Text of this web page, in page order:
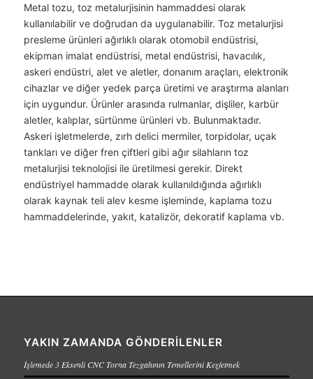
Metal tozu, toz metalurjisinin hammaddesi olarak
kullanılabilir ve doğrudan da uygulanabilir. Toz metalurjisi
presleme ürünleri ağırlıklı olarak otomobil endüstrisi,
ekipman imalat endüstrisi, metal endüstrisi, havacılık,
askeri endüstri, alet ve aletler, donanım araçları, elektronik
cihazlar ve diğer yedek parça üretimi ve araştırma alanları
için uygundur. Ürünler arasında rulmanlar, dişliler, karbür
aletler, kalıplar, sürtünme ürünleri vb. Bulunmaktadır.
Askeri işletmelerde, zırh delici mermiler, torpidolar, uçak
tankları ve diğer fren çiftleri gibi ağır silahların toz
metalurjisi teknolojisi ile üretilmesi gerekir. Direkt
endüstriyel hammadde olarak kullanıldığında ağırlıklı
olarak kaynak teli alev kesme işleminde, kaplama tozu
hammaddelerinde, yakıt, katalizör, dekoratif kaplama vb.
YAKIN ZAMANDA GÖNDERILENLER
İşlemede 3 Eksenli CNC Torna Tezgahının Temellerini Keşfetmek